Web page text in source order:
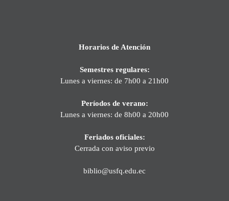
Horarios de Atención
Semestres regulares:
Lunes a viernes: de 7h00 a 21h00
Períodos de verano:
Lunes a viernes: de 8h00 a 20h00
Feriados oficiales:
Cerrada con aviso previo
biblio@usfq.edu.ec